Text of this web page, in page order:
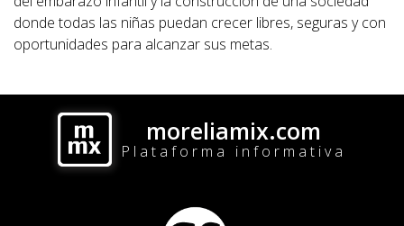
donde todas las niñas puedan crecer libres, seguras y con
oportunidades para alcanzar sus metas.
moreliamix.com
Plataforma informativa